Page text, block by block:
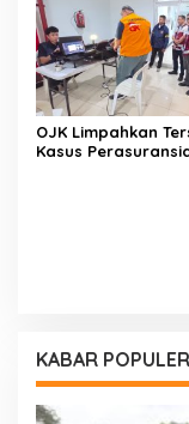
OJK Limpahkan
Kasus
KABAR POPULER